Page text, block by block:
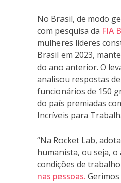
No Brasil, de modo
com pesquisa da FIA
mulheres líderes
Brasil em 2023,
do ano anterior. O
analisou respostas
funcionários de 150
do país premiadas
Incríveis para
“Na Rocket Lab,
humanista, ou seja, o
condições de
nas pessoas.